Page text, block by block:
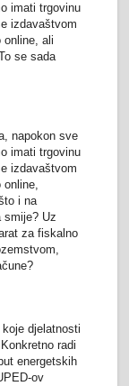
imati trgovinu
izdavaštvom
online, ali
se sada
napokon sve
imati trgovinu
izdavaštvom
online,
i na
smije? Uz
za fiskalno
djelatnosti
radi
energetskih
ov